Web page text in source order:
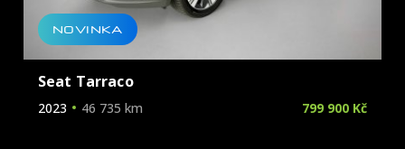
NOVINKA
Seat Tarraco
2023 46 735 km 799 900 Kč